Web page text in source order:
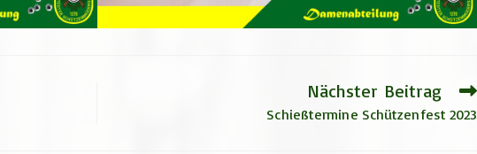
Nächster Beitrag
Schießtermine Schützenfest 2023